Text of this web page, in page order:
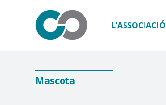
contenido
L’ASSOCIACIÓ
Mascota